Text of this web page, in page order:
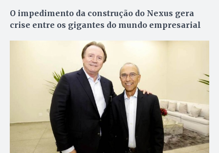
O impedimento da construção do Nexus gera
crise entre os gigantes do mundo empresarial